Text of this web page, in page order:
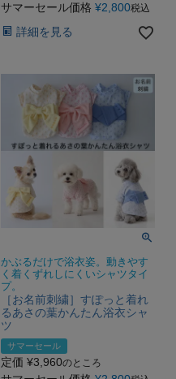
サマーセール価格 ¥2,800税込
詳細を見る
かぶるだけで浴衣姿。動きやす
く着くずれしにくいシャツタイ
プ。
［お名前刺繍］すぽっと着れ
るあさの葉かんたん浴衣シャ
ツ
サマーセール
定価 ¥3,960のところ